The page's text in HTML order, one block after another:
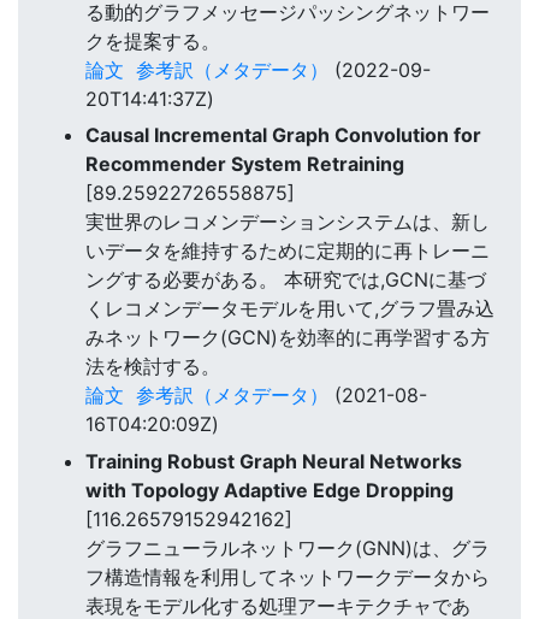
る動的グラフメッセージパッシングネットワー
クを提案する。
論文 参考訳（メタデータ）
(2022-09-
20T14:41:37Z)
Causal Incremental Graph Convolution for
Recommender System Retraining
[89.25922726558875]
実世界のレコメンデーションシステムは、新し
いデータを維持するために定期的に再トレーニ
ングする必要がある。 本研究では,GCNに基づ
くレコメンデータモデルを用いて,グラフ畳み込
みネットワーク(GCN)を効率的に再学習する方
法を検討する。
論文 参考訳（メタデータ）
(2021-08-
16T04:20:09Z)
Training Robust Graph Neural Networks
with Topology Adaptive Edge Dropping
[116.26579152942162]
グラフニューラルネットワーク(GNN)は、グラ
フ構造情報を利用してネットワークデータから
表現をモデル化する処理アーキテクチャであ